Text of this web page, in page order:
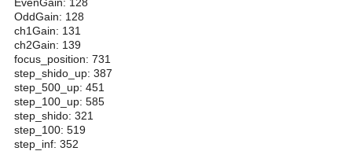
OddGain: 128
ch1Gain: 131
ch2Gain: 139
focus_position: 731
step_shido_up: 387
step_500_up: 451
step_100_up: 585
step_shido: 321
step_100: 519
step_inf: 352